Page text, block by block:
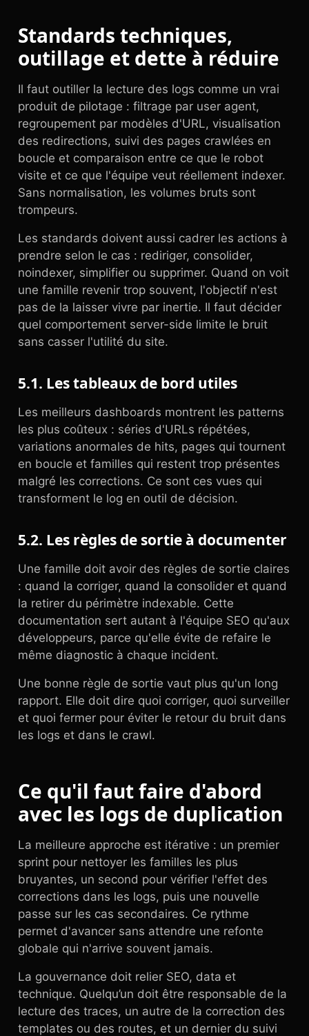
Standards techniques,
outillage et dette à réduire
Il faut outiller la lecture des logs comme un vrai
produit de pilotage : filtrage par user agent,
regroupement par modèles d'URL, visualisation
des redirections, suivi des pages crawlées en
boucle et comparaison entre ce que le robot
visite et ce que l'équipe veut réellement indexer.
Sans normalisation, les volumes bruts sont
trompeurs.
Les standards doivent aussi cadrer les actions à
prendre selon le cas : rediriger, consolider,
noindexer, simplifier ou supprimer. Quand on voit
une famille revenir trop souvent, l'objectif n'est
pas de la laisser vivre par inertie. Il faut décider
quel comportement server-side limite le bruit
sans casser l'utilité du site.
5.1. Les tableaux de bord utiles
Les meilleurs dashboards montrent les patterns
les plus coûteux : séries d'URLs répétées,
variations anormales de hits, pages qui tournent
en boucle et familles qui restent trop présentes
malgré les corrections. Ce sont ces vues qui
transforment le log en outil de décision.
5.2. Les règles de sortie à documenter
Une famille doit avoir des règles de sortie claires
: quand la corriger, quand la consolider et quand
la retirer du périmètre indexable. Cette
documentation sert autant à l'équipe SEO qu'aux
développeurs, parce qu'elle évite de refaire le
même diagnostic à chaque incident.
Une bonne règle de sortie vaut plus qu'un long
rapport. Elle doit dire quoi corriger, quoi surveiller
et quoi fermer pour éviter le retour du bruit dans
les logs et dans le crawl.
Ce qu'il faut faire d'abord
avec les logs de duplication
La meilleure approche est itérative : un premier
sprint pour nettoyer les familles les plus
bruyantes, un second pour vérifier l'effet des
corrections dans les logs, puis une nouvelle
passe sur les cas secondaires. Ce rythme
permet d'avancer sans attendre une refonte
globale qui n'arrive souvent jamais.
La gouvernance doit relier SEO, data et
technique. Quelqu’un doit être responsable de la
lecture des traces, un autre de la correction des
templates ou des routes, et un dernier du suivi